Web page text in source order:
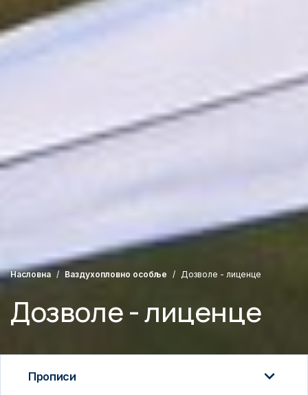
Насловна Ваздухопловно особље Дозволе - лиценце
Дозволе - лиценце
Прописи